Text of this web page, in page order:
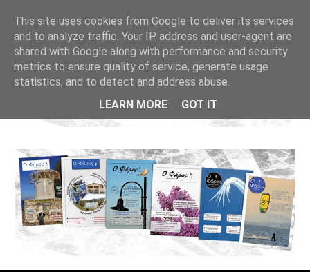
This site uses cookies from Google to deliver its services
and to analyze traffic. Your IP address and user-agent are
shared with Google along with performance and security
metrics to ensure quality of service, generate usage
statistics, and to detect and address abuse.
LEARN MORE
GOT IT